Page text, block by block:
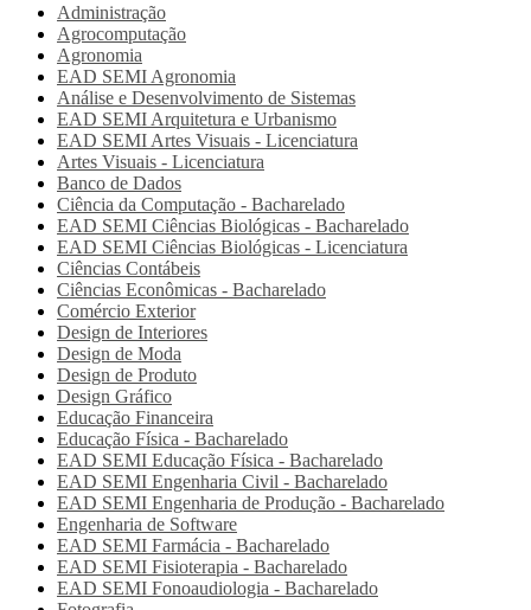
Administração
Agrocomputação
Agronomia
EAD SEMI Agronomia
Análise e Desenvolvimento de Sistemas
EAD SEMI Arquitetura e Urbanismo
EAD SEMI Artes Visuais - Licenciatura
Artes Visuais - Licenciatura
Banco de Dados
Ciência da Computação - Bacharelado
EAD SEMI Ciências Biológicas - Bacharelado
EAD SEMI Ciências Biológicas - Licenciatura
Ciências Contábeis
Ciências Econômicas - Bacharelado
Comércio Exterior
Design de Interiores
Design de Moda
Design de Produto
Design Gráfico
Educação Financeira
Educação Física - Bacharelado
EAD SEMI Educação Física - Bacharelado
EAD SEMI Engenharia Civil - Bacharelado
EAD SEMI Engenharia de Produção - Bacharelado
Engenharia de Software
EAD SEMI Farmácia - Bacharelado
EAD SEMI Fisioterapia - Bacharelado
EAD SEMI Fonoaudiologia - Bacharelado